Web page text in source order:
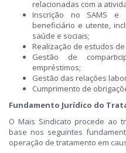
relacionadas com a
Inscrição no SAMS
beneficiário e utente,
saúde e sociais;
Realização de estudos
Gestão de
empréstimos;
Gestão das relações
Cumprimento de
Fundamento Jurídico do
O Mais Sindicato procede ao
base nos seguintes
operação de tratamento em